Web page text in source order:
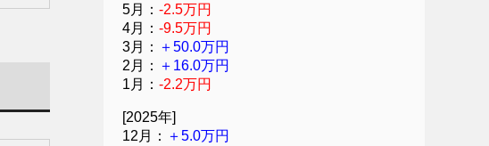
5月： -2.5万円
4月： -9.5万円
3月： ＋50.0万円
2月： ＋16.0万円
1月： -2.2万円
[2025年]
12月： ＋5.0万円